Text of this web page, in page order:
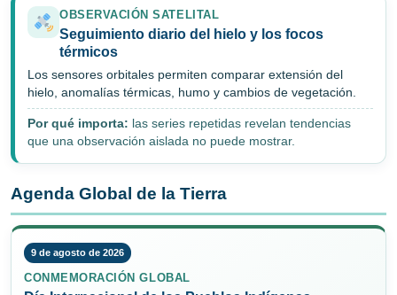
OBSERVACIÓN SATELITAL
Seguimiento diario del hielo y los focos
térmicos
Los sensores orbitales permiten comparar extensión del
hielo, anomalías térmicas, humo y cambios de vegetación.
Por qué importa: las series repetidas revelan tendencias
que una observación aislada no puede mostrar.
Agenda Global de la Tierra
9 de agosto de 2026
CONMEMORACIÓN GLOBAL